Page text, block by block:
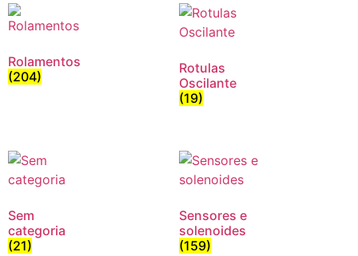
Rolamentos
(204)
Rotulas
Oscilante
(19)
Sem
categoria
(21)
Sensores e
solenoides
(159)